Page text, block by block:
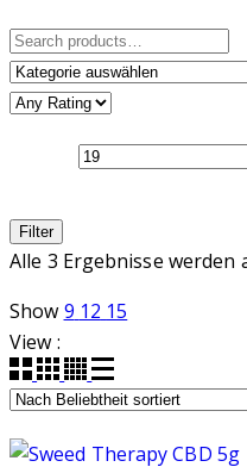
Search
for:
Filter
Alle 3 Ergebnisse werden
Show 9 12 15
View :